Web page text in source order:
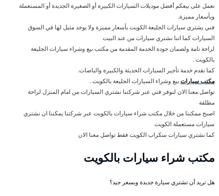
نعمل على بيعكم أفضل موديلات السيارات الكبيرة أو الصغيرة الجديدة أو المستعملة
وبأسعار مميزة.
فني يشتري سيارات الجليعة الكويت بأسعار مميزة ولا يوجد مثيل لها في السوق
السيارات كما اننا نشتري سيارات من عند البيت
لراحة تامة ولضمان جودة الخدمة المقدمة من مكتب بيع وشراء سيارات الجليعة
بالكويت .
كما نقدم خدمة تأجير السيارات الحديثة والكبيرة والباصات.
مكتب سياراتبيع وشراء السيارات الجليعة بالكويت .
تواصل معنا الان لنوفر فني عبر شركتنا نشتري السيارات من امام المنزل لراحة
مطلقة
اصبح ممكننا من خلال مكتب شراء سيارات بالكويت عبر شركتنا يمكننا ان نشتري
سيارات مستعملة الكويت
كما نشتري سيارات سكراب الكويت فقط تواصل معنا الان
مكتب شراء سيارات بالكويت
هل تريد أن تشتري سيارة جديدة وبسعر جيد؟